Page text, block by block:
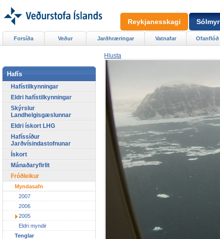
Hlusta
Forsíða Veður Jarðhræringar Vatnafar Ofanflóð
Hafís
Hafístilkynningar
Eldri hafístilkynningar
Skýrslur
Landhelgisgæslunnar
Eldri ískort LHG
Hafíssíður
Jarðvísindastofnunar
Ískort
Mánaðaryfirlit
Fróðleikur
Myndasafn
2007
2006
2005
Eldri myndir
Tenglar
Reykjanesskagi